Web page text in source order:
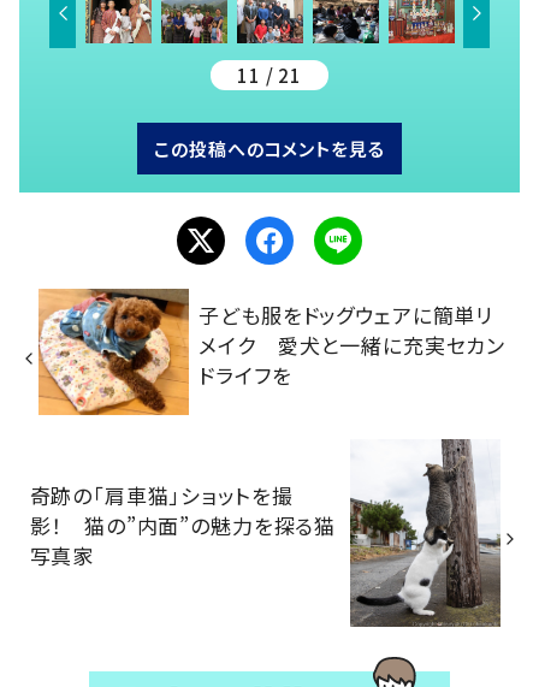
11 / 21
この投稿へのコメントを見る
子ども服をドッグウェアに簡単リ
メイク 愛犬と一緒に充実セカン
ドライフを
奇跡の「肩車猫」ショットを撮
影！ 猫の”内面”の魅力を探る猫
写真家